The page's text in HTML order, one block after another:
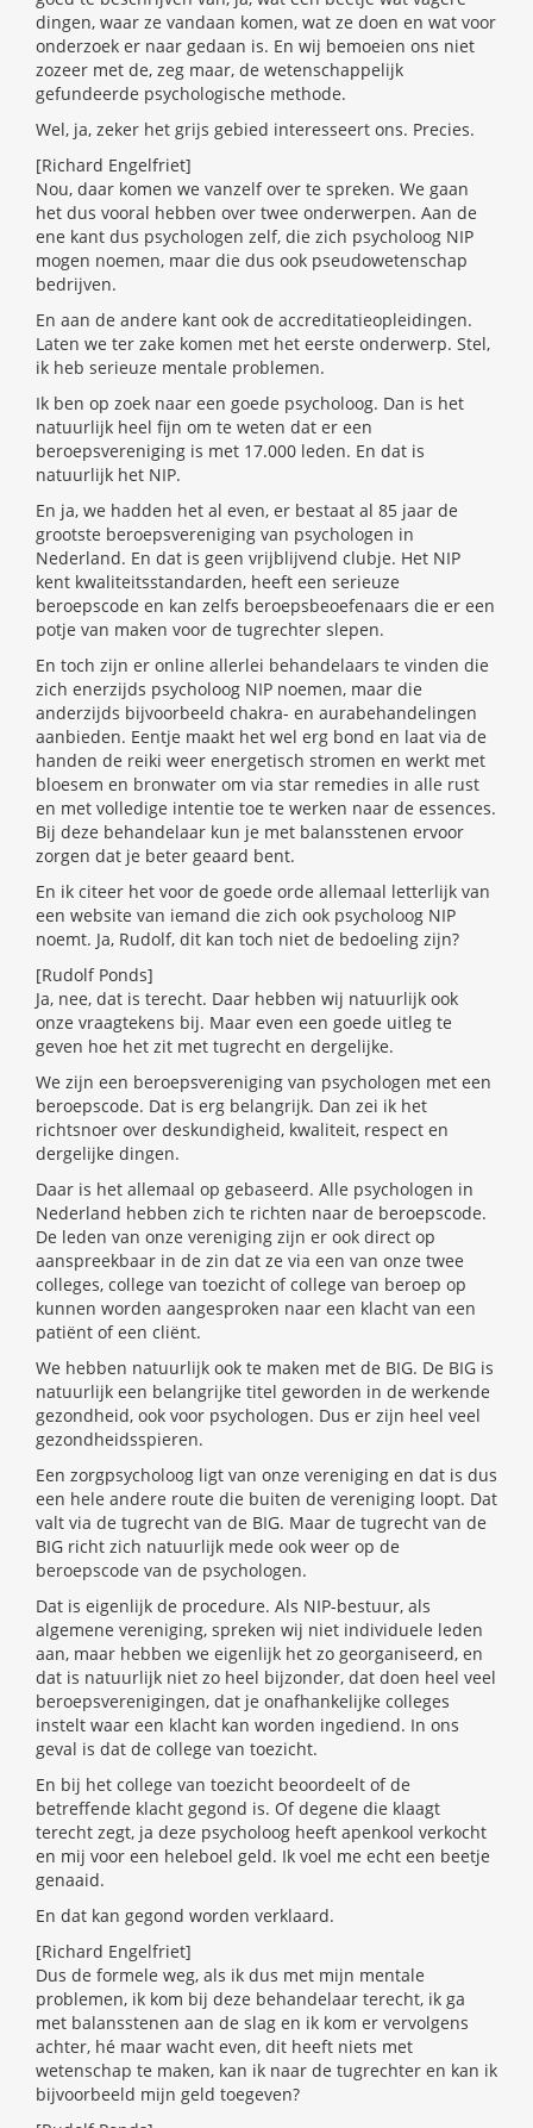
dingen, waar ze vandaan komen, wat ze doen en wat voor
onderzoek er naar gedaan is. En wij bemoeien ons niet
zozeer met de, zeg maar, de wetenschappelijk
gefundeerde psychologische methode.
Wel, ja, zeker het grijs gebied interesseert ons. Precies.
[Richard Engelfriet]
Nou, daar komen we vanzelf over te spreken. We gaan
het dus vooral hebben over twee onderwerpen. Aan de
ene kant dus psychologen zelf, die zich psycholoog NIP
mogen noemen, maar die dus ook pseudowetenschap
bedrijven.
En aan de andere kant ook de accreditatieopleidingen.
Laten we ter zake komen met het eerste onderwerp. Stel,
ik heb serieuze mentale problemen.
Ik ben op zoek naar een goede psycholoog. Dan is het
natuurlijk heel fijn om te weten dat er een
beroepsvereniging is met 17.000 leden. En dat is
natuurlijk het NIP.
En ja, we hadden het al even, er bestaat al 85 jaar de
grootste beroepsvereniging van psychologen in
Nederland. En dat is geen vrijblijvend clubje. Het NIP
kent kwaliteitsstandarden, heeft een serieuze
beroepscode en kan zelfs beroepsbeoefenaars die er een
potje van maken voor de tugrechter slepen.
En toch zijn er online allerlei behandelaars te vinden die
zich enerzijds psycholoog NIP noemen, maar die
anderzijds bijvoorbeeld chakra- en aurabehandelingen
aanbieden. Eentje maakt het wel erg bond en laat via de
handen de reiki weer energetisch stromen en werkt met
bloesem en bronwater om via star remedies in alle rust
en met volledige intentie toe te werken naar de essences.
Bij deze behandelaar kun je met balansstenen ervoor
zorgen dat je beter geaard bent.
En ik citeer het voor de goede orde allemaal letterlijk van
een website van iemand die zich ook psycholoog NIP
noemt. Ja, Rudolf, dit kan toch niet de bedoeling zijn?
[Rudolf Ponds]
Ja, nee, dat is terecht. Daar hebben wij natuurlijk ook
onze vraagtekens bij. Maar even een goede uitleg te
geven hoe het zit met tugrecht en dergelijke.
We zijn een beroepsvereniging van psychologen met een
beroepscode. Dat is erg belangrijk. Dan zei ik het
richtsnoer over deskundigheid, kwaliteit, respect en
dergelijke dingen.
Daar is het allemaal op gebaseerd. Alle psychologen in
Nederland hebben zich te richten naar de beroepscode.
De leden van onze vereniging zijn er ook direct op
aanspreekbaar in de zin dat ze via een van onze twee
colleges, college van toezicht of college van beroep op
kunnen worden aangesproken naar een klacht van een
patiënt of een cliënt.
We hebben natuurlijk ook te maken met de BIG. De BIG is
natuurlijk een belangrijke titel geworden in de werkende
gezondheid, ook voor psychologen. Dus er zijn heel veel
gezondheidsspieren.
Een zorgpsycholoog ligt van onze vereniging en dat is dus
een hele andere route die buiten de vereniging loopt. Dat
valt via de tugrecht van de BIG. Maar de tugrecht van de
BIG richt zich natuurlijk mede ook weer op de
beroepscode van de psychologen.
Dat is eigenlijk de procedure. Als NIP-bestuur, als
algemene vereniging, spreken wij niet individuele leden
aan, maar hebben we eigenlijk het zo georganiseerd, en
dat is natuurlijk niet zo heel bijzonder, dat doen heel veel
beroepsverenigingen, dat je onafhankelijke colleges
instelt waar een klacht kan worden ingediend. In ons
geval is dat de college van toezicht.
En bij het college van toezicht beoordeelt of de
betreffende klacht gegond is. Of degene die klaagt
terecht zegt, ja deze psycholoog heeft apenkool verkocht
en mij voor een heleboel geld. Ik voel me echt een beetje
genaaid.
En dat kan gegond worden verklaard.
[Richard Engelfriet]
Dus de formele weg, als ik dus met mijn mentale
problemen, ik kom bij deze behandelaar terecht, ik ga
met balansstenen aan de slag en ik kom er vervolgens
achter, hé maar wacht even, dit heeft niets met
wetenschap te maken, kan ik naar de tugrechter en kan ik
bijvoorbeeld mijn geld toegeven?